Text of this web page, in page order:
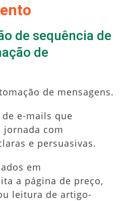
de sequência de
de
de mensagens.
e-mails que
jornada com
e persuasivas.
em
a página de preço,
leitura de artigo-